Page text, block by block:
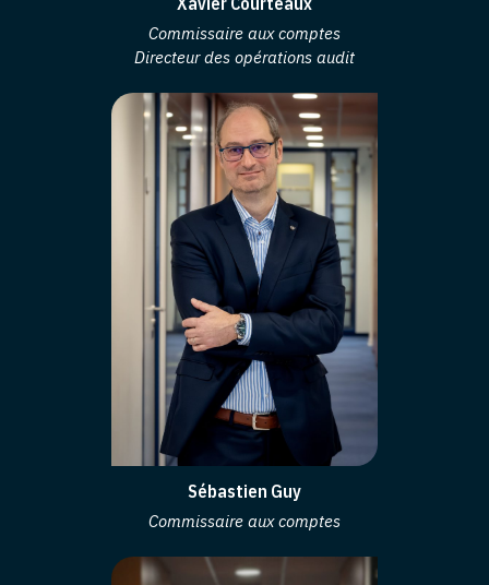
Commissaire aux comptes
Directeur des opérations audit
Sébastien Guy
Commissaire aux comptes